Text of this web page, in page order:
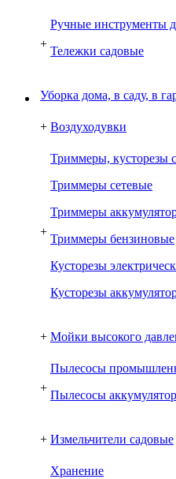
+
Ручные инструменты
Тележки садовые
Уборка дома, в саду, в
+ Воздуходувки
+
Триммеры, кусторезы
Триммеры сетевые
Триммеры
Триммеры бензиновые
Кусторезы
Кусторезы
+ Мойки высокого
+
Пылесосы
Пылесосы
+ Измельчители садовые
Хранение